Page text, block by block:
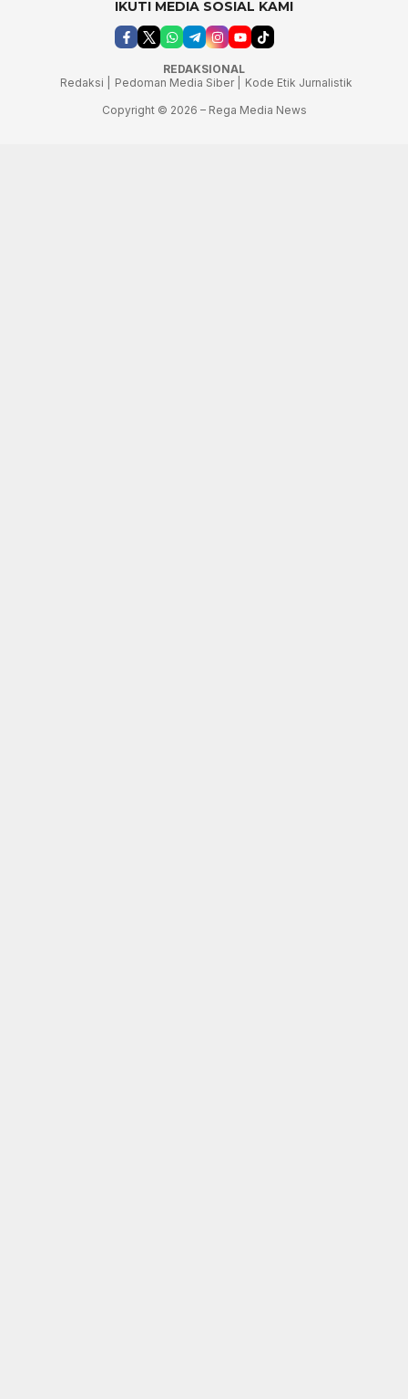
IKUTI MEDIA SOSIAL KAMI
REDAKSIONAL
Redaksi |
Pedoman Media Siber |
Kode Etik Jurnalistik
Copyright © 2026 – Rega Media News